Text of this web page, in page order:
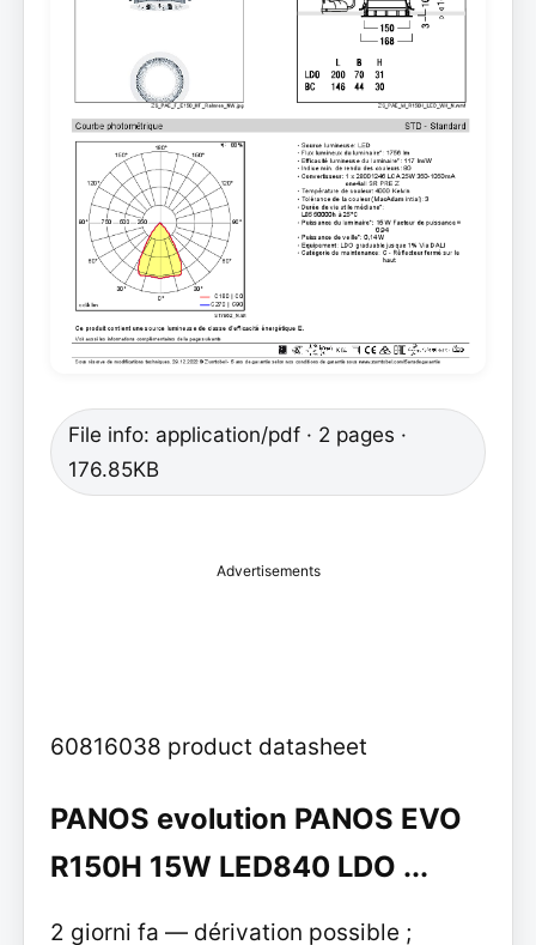
File info: application/pdf · 2 pages ·
176.85KB
Advertisements
60816038 product datasheet
PANOS evolution PANOS EVO
R150H 15W LED840 LDO ...
2 giorni fa — dérivation possible ;